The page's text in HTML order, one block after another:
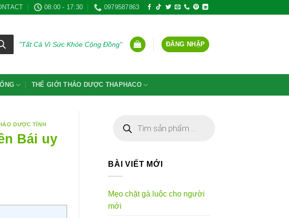
08:00 - 17:30 0979587863
"Tất Cả Vì Sức Khỏe Cộng Đồng" ĐĂNG NHẬP
THẾ GIỚI THẢO DƯỢC THAPHACO
DƯỢC TỈNH
Bái uy
kiếm
BÀI VIẾT MỚI
Mẹo chặt gà luộc cho người
mới